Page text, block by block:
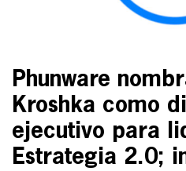
Phunware
Kroshka como
ejecutivo para
Estrategia 2.0;